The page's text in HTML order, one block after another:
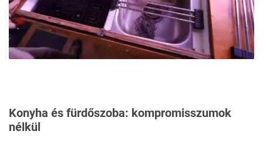
Konyha és fürdőszoba: kompromisszumok
nélkül